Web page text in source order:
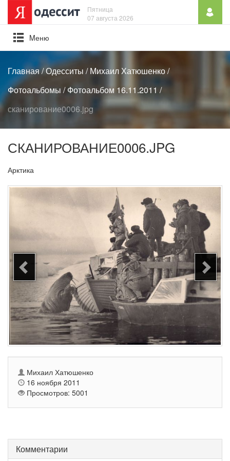
Пятница
07 августа 2026
Mеню
Главная/Одесситы /Михаил Хатюшенко/
Фотоальбомы /Фотоальбом 16.11.2011 /
сканирование0006.jpg
СКАНИРОВАНИЕ0006.JPG
Арктика
Михаил Хатюшенко
16 ноября 2011
Просмотров: 5001
Комментарии